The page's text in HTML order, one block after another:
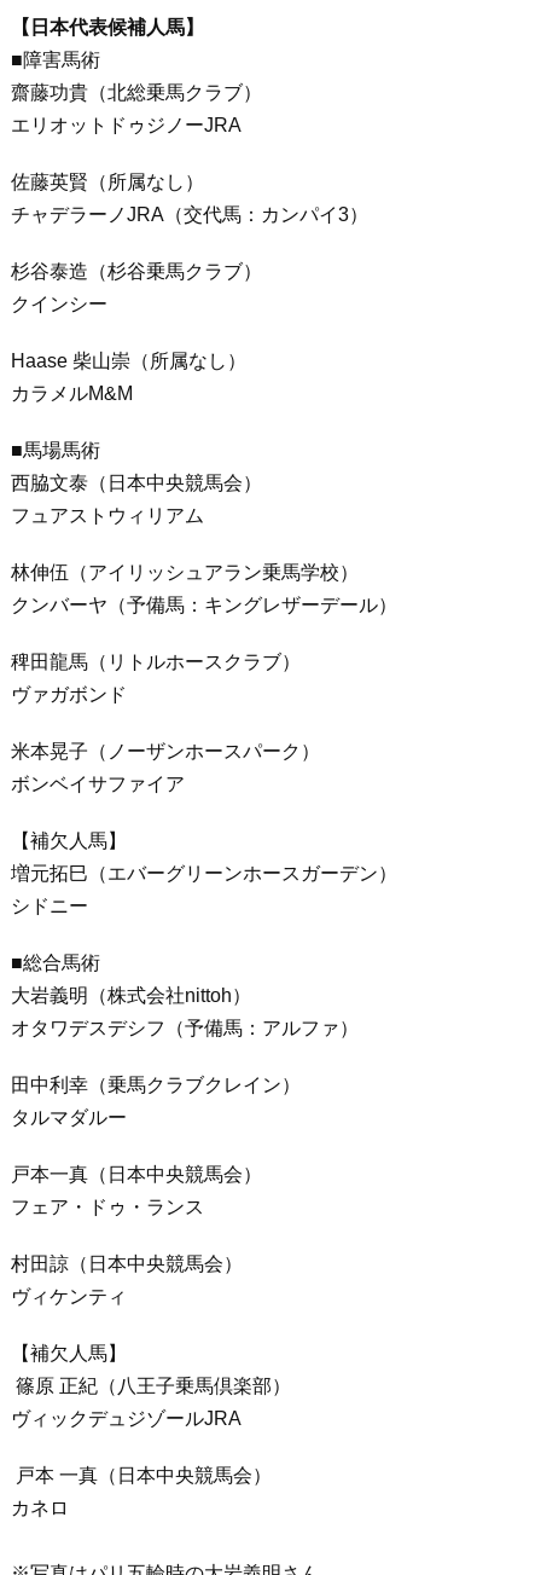
【日本代表候補人馬】
■障害馬術
齋藤功貴（北総乗馬クラブ）
エリオットドゥジノーJRA
佐藤英賢（所属なし）
チャデラーノJRA（交代馬：カンパイ3）
杉谷泰造（杉谷乗馬クラブ）
クインシー
Haase 柴山崇（所属なし）
カラメルM&M
■馬場馬術
西脇文泰（日本中央競馬会）
フュアストウィリアム
林伸伍（アイリッシュアラン乗馬学校）
クンバーヤ（予備馬：キングレザーデール）
稗田龍馬（リトルホースクラブ）
ヴァガボンド
米本晃子（ノーザンホースパーク）
ボンベイサファイア
【補欠人馬】
増元拓巳（エバーグリーンホースガーデン）
シドニー
■総合馬術
大岩義明（株式会社nittoh）
オタワデスデシフ（予備馬：アルファ）
田中利幸（乗馬クラブクレイン）
タルマダルー
戸本一真（日本中央競馬会）
フェア・ドゥ・ランス
村田諒（日本中央競馬会）
ヴィケンティ
【補欠人馬】
篠原 正紀（八王子乗馬倶楽部）
ヴィックデュジゾールJRA
戸本 一真（日本中央競馬会）
カネロ